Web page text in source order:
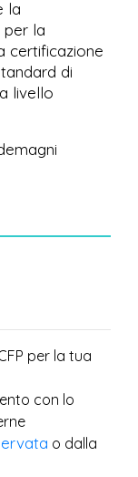
la
per la
certificazione
di
livello
per la tua
con lo
o dalla